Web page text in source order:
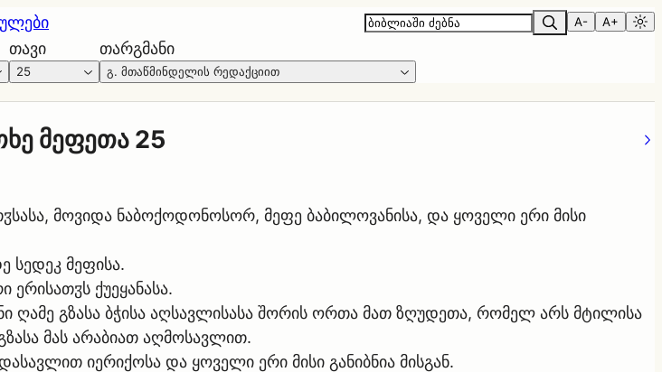
A- A+
თავი
25
თარგმანი
გ. მთაწმინდელის რედაქციით
მეფეთა 25
მოვიდა ნაბოქოდონოსორ, მეფე ბაბილოვანისა, და ყოველი ერი მისი
სედეკ მეფისა.
ქუეყანასა.
გზასა ბჭისა აღსავლისასა შორის ორთა მათ ზღუდეთა, რომელ არს მტილისა
მას არაბიათ აღმოსავლით.
იერიქოსა და ყოველი ერი მისი განიბნია მისგან.